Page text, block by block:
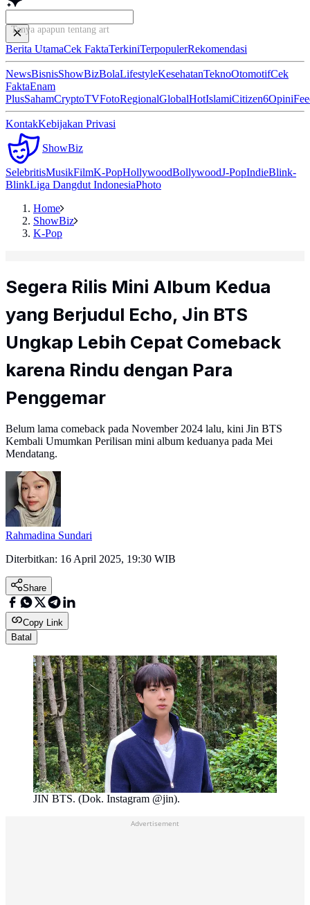
Tanya apapun tentang artikel ini
Berita UtamaCek FaktaTerkiniTerpopulerRekomendasi
NewsBisnisShowBizBolaLifestyleKesehatanTeknoOtomotifCek
FaktaEnam
PlusSahamCryptoTVFotoRegionalGlobalHotIslamiCitizen6Opini
KontakKebijakan Privasi
ShowBiz
SelebritisMusikFilmK-PopHollywoodBollywoodJ-PopIndieBlink-
BlinkLiga Dangdut IndonesiaPhoto
Home
ShowBiz
K-Pop
Segera Rilis Mini Album Kedua
yang Berjudul Echo, Jin BTS
Ungkap Lebih Cepat Comeback
karena Rindu dengan Para
Penggemar
Belum lama comeback pada November 2024 lalu, kini Jin BTS
Kembali Umumkan Perilisan mini album keduanya pada Mei
Mendatang.
Rahmadina Sundari
Diterbitkan: 16 April 2025, 19:30 WIB
Share
Copy Link
Batal
JIN BTS. (Dok. Instagram @jin).
Advertisement